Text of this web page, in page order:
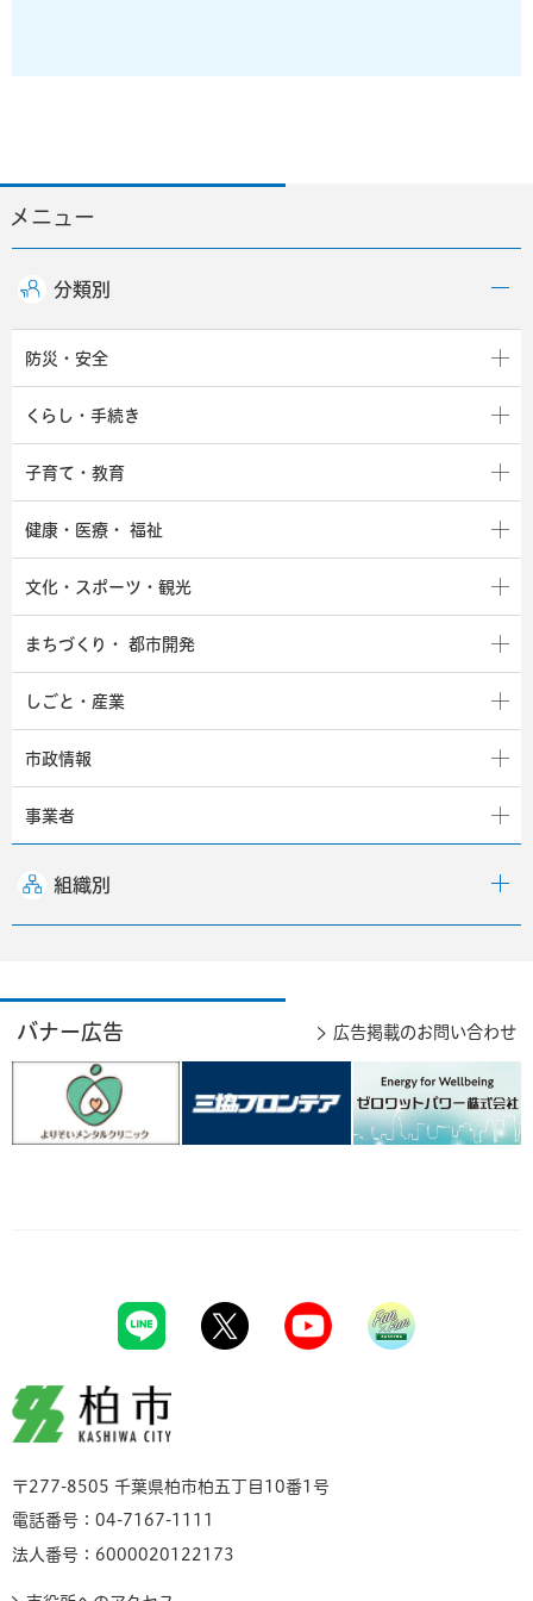
メニュー
分類別
防災・安全
くらし・手続き
子育て・教育
健康・医療・ 福祉
文化・スポーツ・観光
まちづくり・ 都市開発
しごと・産業
市政情報
事業者
組織別
バナー広告 広告掲載のお問い合わせ
柏市
〒277-8505 千葉県柏市柏五丁目10番1号
電話番号：04-7167-1111
法人番号：6000020122173